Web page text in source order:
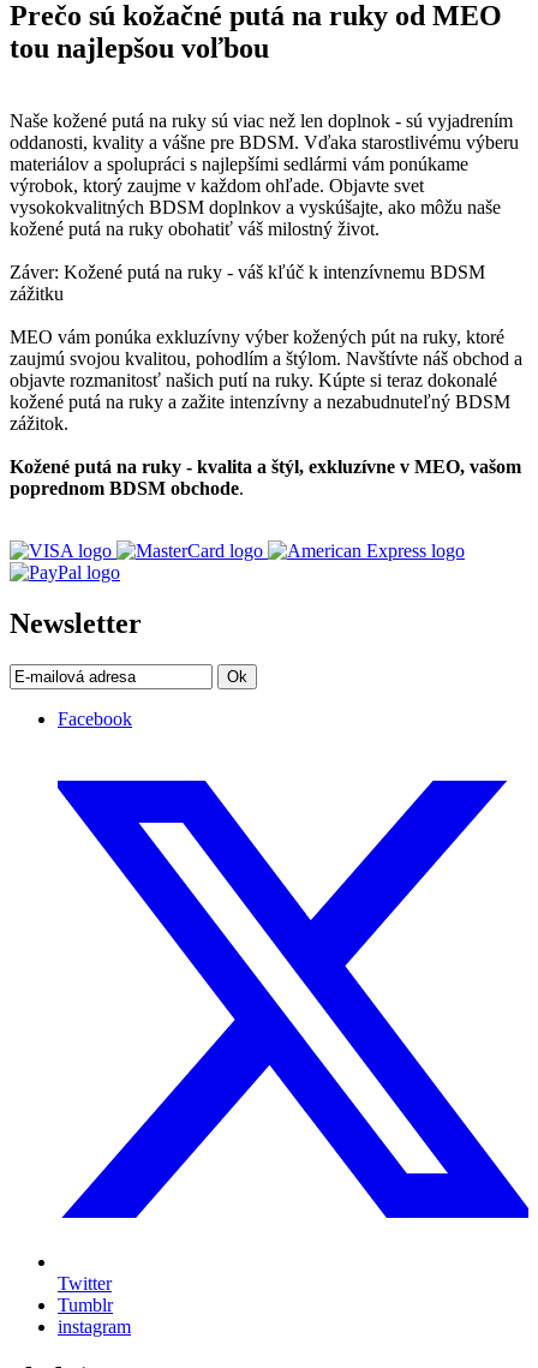
Prečo sú kožačné putá na ruky od MEO
tou najlepšou voľbou
Naše kožené putá na ruky sú viac než len doplnok - sú vyjadrením
oddanosti, kvality a vášne pre BDSM. Vďaka starostlivému výberu
materiálov a spolupráci s najlepšími sedlármi vám ponúkame
výrobok, ktorý zaujme v každom ohľade. Objavte svet
vysokokvalitných BDSM doplnkov a vyskúšajte, ako môžu naše
kožené putá na ruky obohatiť váš milostný život.
Záver: Kožené putá na ruky - váš kľúč k intenzívnemu BDSM
zážitku
MEO vám ponúka exkluzívny výber kožených pút na ruky, ktoré
zaujmú svojou kvalitou, pohodlím a štýlom. Navštívte náš obchod a
objavte rozmanitosť našich putí na ruky. Kúpte si teraz dokonalé
kožené putá na ruky a zažite intenzívny a nezabudnuteľný BDSM
zážitok.
Kožené putá na ruky - kvalita a štýl, exkluzívne v MEO, vašom
poprednom BDSM obchode.
Newsletter
Ok
Facebook
Twitter
Tumblr
instagram